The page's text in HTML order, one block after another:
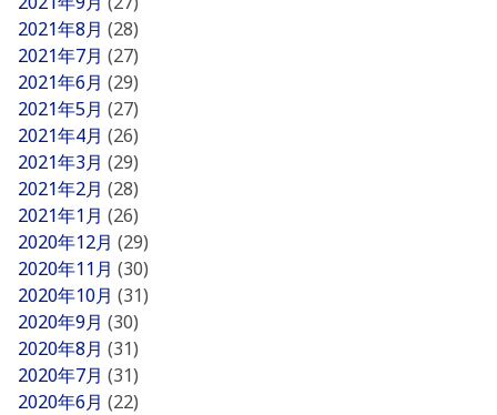
2021年8月 (28)
2021年7月 (27)
2021年6月 (29)
2021年5月 (27)
2021年4月 (26)
2021年3月 (29)
2021年2月 (28)
2021年1月 (26)
2020年12月 (29)
2020年11月 (30)
2020年10月 (31)
2020年9月 (30)
2020年8月 (31)
2020年7月 (31)
2020年6月 (22)